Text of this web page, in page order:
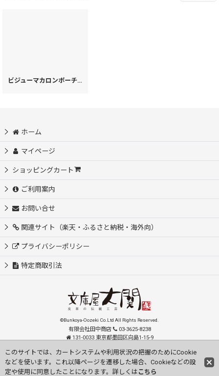
ビジューマカロンポーチ［t］
ホーム
マイページ
ショッピングカート
ご利用案内
お問い合せ
関連サイト（楽天・ふるさと納税・海外向）
プライバシーポリシー
特定商取引法
©Bunkoya-Oozeki Co.Ltd All Rights Reserved.
有限会社田中商店
03-3625-8238
131-0033 東京都墨田区向島1-15-9
Visit our English Store
このサイトでは、カートシステムや利用状況の把握のためにCookie
などを使います。これ以降ページを遷移した場合、Cookieなどの設
定や使用に同意したことになります。詳しくは こちら